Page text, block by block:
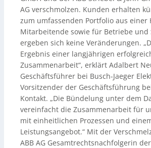
AG verschmolzen. Kunden erhalten
zum umfassenden Portfolio aus einer
Mitarbeitende sowie für Betriebe und
ergeben sich keine Veränderungen.
Ergebnis einer langjährigen
Zusammenarbeit“, erklärt Adalbert
Geschäftsführer bei Busch-Jaeger
Vorsitzender der Geschäftsführung
Kontakt. „Die Bündelung unter dem
vereinfacht die Zusammenarbeit für
mit einheitlichen Prozessen und
Leistungsangebot.“ Mit der
ABB AG Gesamtrechtsnachfolgerin